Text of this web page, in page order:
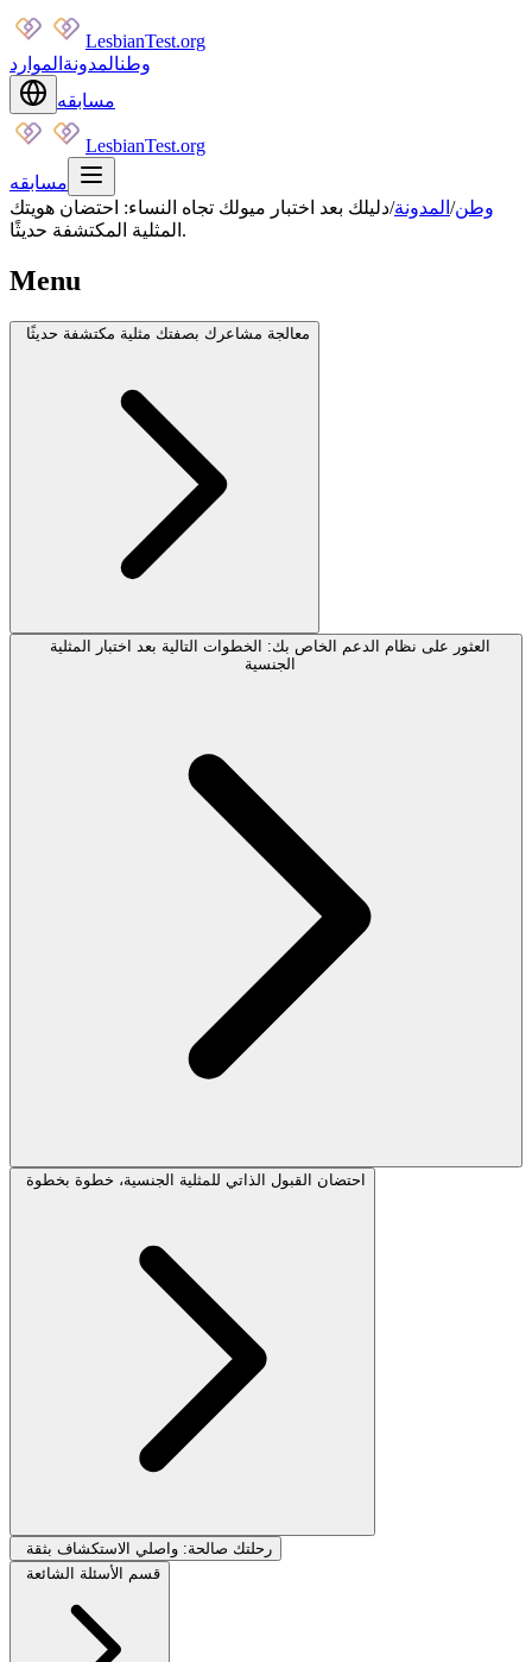
LesbianTest.org
وطنالمدونة الموارد
مسابقه
LesbianTest.org
مسابقه
وطن/ المدونة/دليلك بعد اختبار ميولك تجاه النساء: احتضان هويتك
المثلية المكتشفة حديثًا.
Menu
معالجة مشاعرك بصفتك مثلية مكتشفة حديثًا
العثور على نظام الدعم الخاص بك: الخطوات التالية بعد اختبار المثلية
الجنسية
احتضان القبول الذاتي للمثلية الجنسية، خطوة بخطوة
رحلتك صالحة: واصلي الاستكشاف بثقة
قسم الأسئلة الشائعة